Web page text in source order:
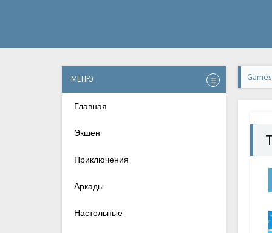
МЕНЮ
Главная
Экшен
Приключения
Аркады
Настольные
apk